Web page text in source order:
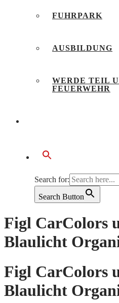
FUHRPARK
AUSBILDUNG
WERDE TEIL
FEUERWEHR
Search for:
Search Button
Figl CarColors
Blaulicht
Figl CarColors
Blaulicht